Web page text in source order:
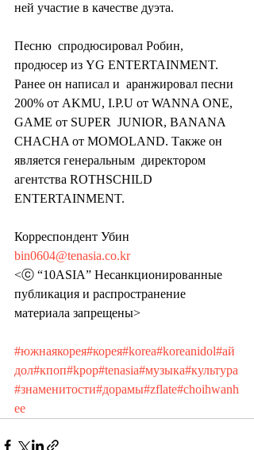
ней участие в качестве дуэта.
Песню  спродюсировал Робин,
продюсер из YG ENTERTAINMENT.
Ранее он написал и  аранжировал песни
200% от AKMU, I.P.U от WANNA ONE,
GAME от SUPER  JUNIOR, BANANA
CHACHA от MOMOLAND. Также он
является генеральным  директором
агентства ROTHSCHILD
ENTERTAINMENT.
Корреспондент Убин
bin0604@tenasia.co.kr
<ⓒ “10ASIA” Несанкционированные
публикация и распространение
материала запрещены>
#южнаякорея#корея#korea#koreanidol#ай
дол#кпоп#kpop#tenasia#музыка#культура
#знаменитости#дорамы#zflate#choihwanh
ee